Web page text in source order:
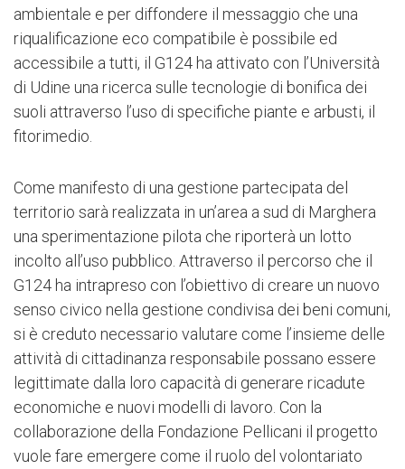
ambientale e per diffondere il messaggio che una
riqualificazione eco compatibile è possibile ed
accessibile a tutti, il G124 ha attivato con l’Università
di Udine una ricerca sulle tecnologie di bonifica dei
suoli attraverso l’uso di specifiche piante e arbusti, il
fitorimedio.
Come manifesto di una gestione partecipata del
territorio sarà realizzata in un’area a sud di Marghera
una sperimentazione pilota che riporterà un lotto
incolto all’uso pubblico. Attraverso il percorso che il
G124 ha intrapreso con l’obiettivo di creare un nuovo
senso civico nella gestione condivisa dei beni comuni,
si è creduto necessario valutare come l’insieme delle
attività di cittadinanza responsabile possano essere
legittimate dalla loro capacità di generare ricadute
economiche e nuovi modelli di lavoro. Con la
collaborazione della Fondazione Pellicani il progetto
vuole fare emergere come il ruolo del volontariato